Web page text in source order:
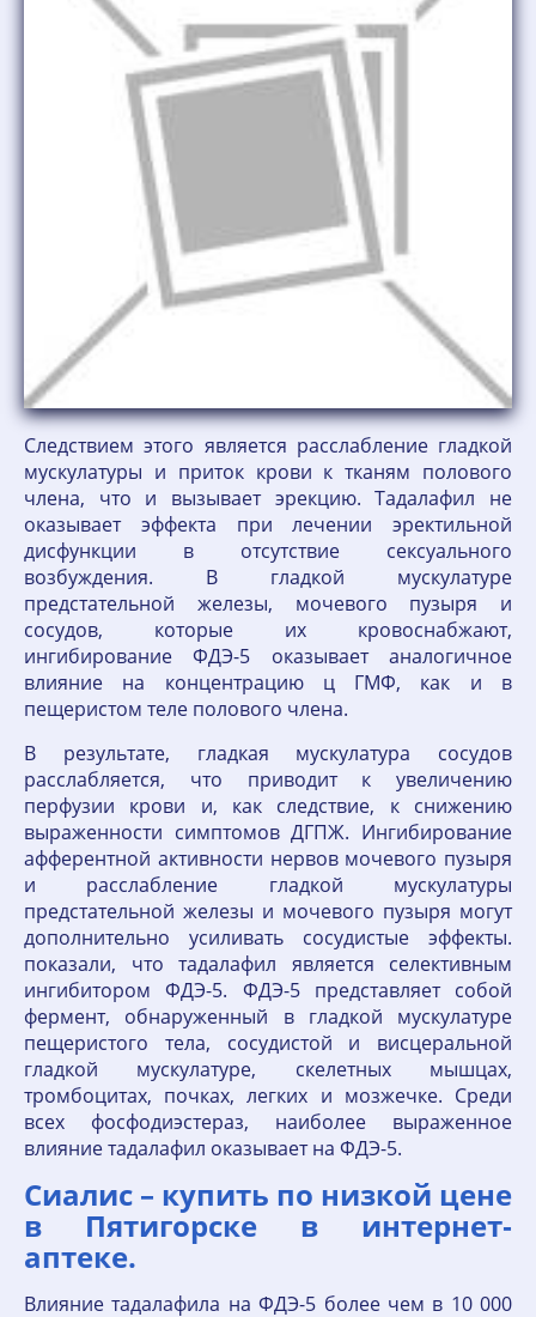
Следствием этого является расслабление гладкой
мускулатуры и приток крови к тканям полового
члена, что и вызывает эрекцию. Тадалафил не
оказывает эффекта при лечении эректильной
дисфункции в отсутствие сексуального
возбуждения. В гладкой мускулатуре
предстательной железы, мочевого пузыря и
сосудов, которые их кровоснабжают,
ингибирование ФДЭ-5 оказывает аналогичное
влияние на концентрацию ц ГМФ, как и в
пещеристом теле полового члена.
В результате, гладкая мускулатура сосудов
расслабляется, что приводит к увеличению
перфузии крови и, как следствие, к снижению
выраженности симптомов ДГПЖ. Ингибирование
афферентной активности нервов мочевого пузыря
и расслабление гладкой мускулатуры
предстательной железы и мочевого пузыря могут
дополнительно усиливать сосудистые эффекты.
показали, что тадалафил является селективным
ингибитором ФДЭ-5. ФДЭ-5 представляет собой
фермент, обнаруженный в гладкой мускулатуре
пещеристого тела, сосудистой и висцеральной
гладкой мускулатуре, скелетных мышцах,
тромбоцитах, почках, легких и мозжечке. Среди
всех фосфодиэстераз, наиболее выраженное
влияние тадалафил оказывает на ФДЭ-5.
Сиалис – купить по низкой цене
в Пятигорске в интернет‐
аптеке.
Влияние тадалафила на ФДЭ-5 более чем в 10 000